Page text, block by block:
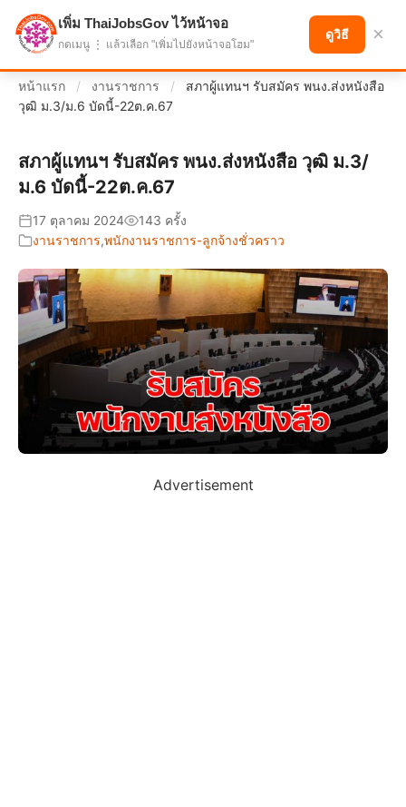
แบ่งปันโอกาส เพื่ออนาคตที่ก้าวหน้า
หน้าแรก / งานราชการ /
สภาผู้แทนฯ รับสมัคร พนง.ส่งหนังสือ
วุฒิ ม.3/ม.6 บัดนี้-22ต.ค.67
สภาผู้แทนฯ รับสมัคร พนง.ส่งหนังสือ วุฒิ ม.3/
ม.6 บัดนี้-22ต.ค.67
17 ตุลาคม 2024
143 ครั้ง
งานราชการ,พนักงานราชการ-ลูกจ้างชั่วคราว
Advertisement
เพิ่ม ThaiJobsGov ไว้หน้าจอ
กดเมนู ⋮ แล้วเลือก "เพิ่มไปยังหน้าจอโฮม"
ดูวิธี ×